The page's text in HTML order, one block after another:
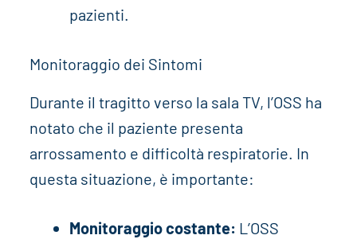
pazienti.
Monitoraggio dei Sintomi
Durante il tragitto verso la sala TV, l’OSS ha
notato che il paziente presenta
arrossamento e difficoltà respiratorie. In
questa situazione, è importante:
Monitoraggio costante: L’OSS